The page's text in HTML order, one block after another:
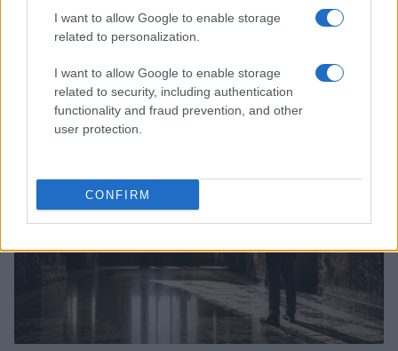
I want to allow Google to enable storage
related to personalization.
I want to allow Google to enable storage
related to security, including authentication
functionality and fraud prevention, and other
user protection.
CONFIRM
Francesca Spadaro · 7 Ago 2026
CRIPTOVALUTE